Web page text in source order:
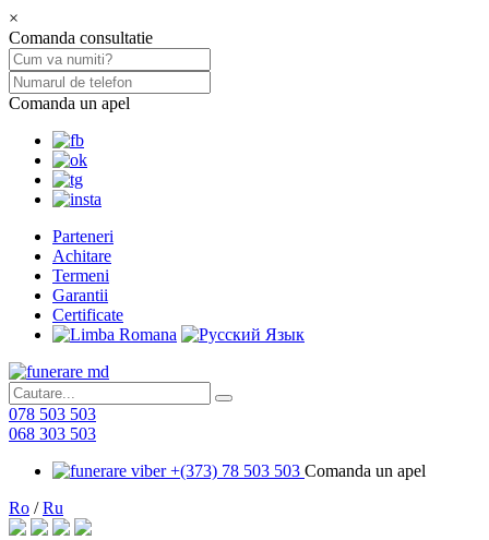
×
Comanda consultatie
Comanda un apel
Parteneri
Achitare
Termeni
Garantii
Certificate
078 503 503
068 303 503
+(373) 78 503 503 Comanda un apel
Ro /Ru